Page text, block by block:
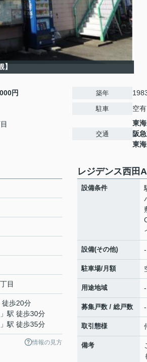
】
円 築年
駐車 空有
交通
東
阪
東
目
徒歩20分
」駅 徒歩30分
」駅 徒歩35分
情報の見方
レジデンス西田
設備条件
設備(その他) -
駐車場/月額
用途地域 -
募集戸数 / 総戸数
取引態様
備考